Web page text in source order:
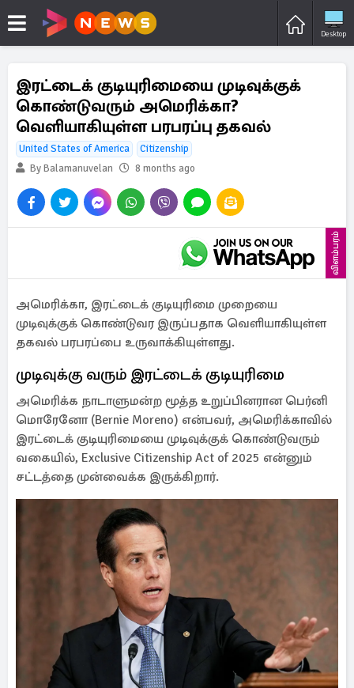
Desktop
இரட்டைக் குடியுரிமையை முடிவுக்குக்
கொண்டுவரும் அமெரிக்கா?
வெளியாகியுள்ள பரபரப்பு தகவல்
United States of America
Citizenship
By Balamanuvelan
8 months ago
விளம்பரம்
அமெரிக்கா, இரட்டைக் குடியுரிமை முறையை
முடிவுக்குக் கொண்டுவர இருப்பதாக வெளியாகியுள்ள
தகவல் பரபரப்பை உருவாக்கியுள்ளது.
முடிவுக்கு வரும் இரட்டைக் குடியுரிமை
அமெரிக்க நாடாளுமன்ற மூத்த உறுப்பினரான பெர்னி
மொரேனோ (Bernie Moreno) என்பவர், அமெரிக்காவில்
இரட்டைக் குடியுரிமையை முடிவுக்குக் கொண்டுவரும்
வகையில், Exclusive Citizenship Act of 2025 என்னும்
சட்டத்தை முன்வைக்க இருக்கிறார்.